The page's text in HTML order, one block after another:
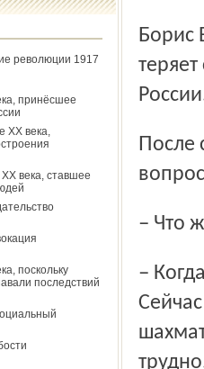
революции 1917
принёсшее
ХХ века,
века, ставшее
поскольку
последствий
Борис Васильевич уже 34 года живёт в Париже, но не
После своего рассказа Борис Васильевич ответил на
–
– Когда я играл, то знал точный ответ на этот вопрос.